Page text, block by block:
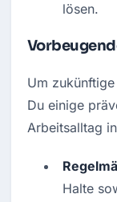
lösen.
Um
Du einige
Arbeitsalltag
Halte